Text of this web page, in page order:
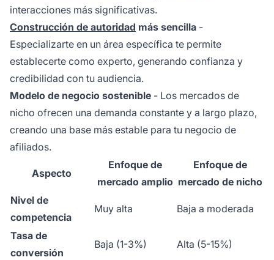
interacciones más significativas.
Construcción de autoridad más sencilla -
Especializarte en un área específica te permite
establecerte como experto, generando confianza y
credibilidad con tu audiencia.
Modelo de negocio sostenible - Los mercados de
nicho ofrecen una demanda constante y a largo plazo,
creando una base más estable para tu negocio de
afiliados.
Aspecto
Enfoque de
mercado amplio
Enfoque de
mercado de nicho
Nivel de
competencia
Muy alta Baja a moderada
Tasa de
conversión
Baja (1-3%) Alta (5-15%)